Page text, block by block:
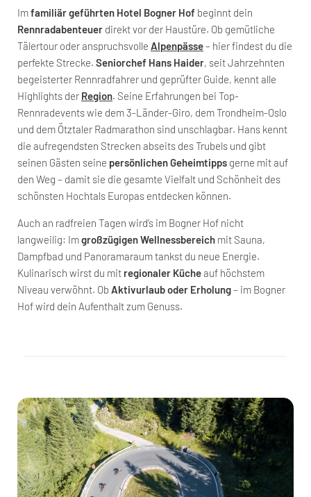
Imfamiliär geführten Hotel Bogner Hof beginnt dein
Rennradabenteuer direkt vor der Haustüre. Ob gemütliche
Tälertour oder anspruchsvolle Alpenpässe– hier findest du die
perfekte Strecke. Seniorchef Hans Haider, seit Jahrzehnten
begeisterter Rennradfahrer und geprüfter Guide, kennt alle
Highlights der Region. Seine Erfahrungen bei Top-
Rennradevents wie dem 3-Länder-Giro, dem Trondheim-Oslo
und dem Ötztaler Radmarathon sind unschlagbar. Hans kennt
die aufregendsten Strecken abseits des Trubels und gibt
seinen Gästen seine persönlichen Geheimtipps gerne mit auf
den Weg – damit sie die gesamte Vielfalt und Schönheit des
schönsten Hochtals Europas entdecken können.
Auch an radfreien Tagen wird’s im Bogner Hof nicht
langweilig: Imgroßzügigen Wellnessbereich mit Sauna,
Dampfbad und Panoramaraum tankst du neue Energie.
Kulinarisch wirst du mit regionaler Kücheauf höchstem
Niveau verwöhnt. Ob Aktivurlaub oder Erholung– im Bogner
Hof wird dein Aufenthalt zum Genuss.